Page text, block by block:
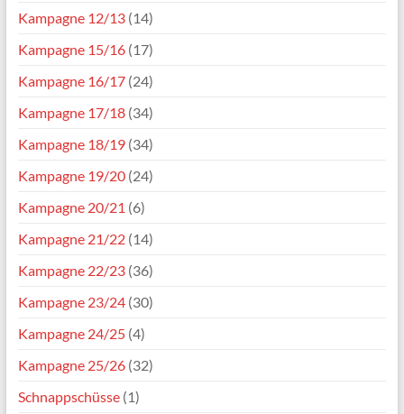
Kampagne 12/13(14)
Kampagne 15/16(17)
Kampagne 16/17(24)
Kampagne 17/18(34)
Kampagne 18/19(34)
Kampagne 19/20(24)
Kampagne 20/21 (6)
Kampagne 21/22(14)
Kampagne 22/23(36)
Kampagne 23/24(30)
Kampagne 24/25(4)
Kampagne 25/26(32)
Schnappschüsse(1)